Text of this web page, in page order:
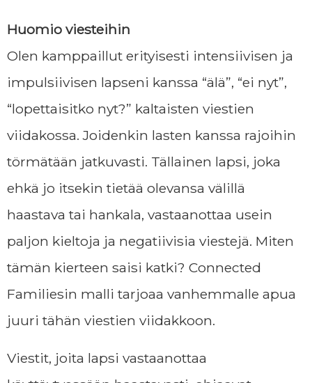
Ajankohtaista
Huomio viesteihin
Olen kamppaillut erityisesti intensiivisen ja
impulsiivisen lapseni kanssa “älä”, “ei nyt”,
“lopettaisitko nyt?” kaltaisten viestien
viidakossa. Joidenkin lasten kanssa rajoihin
törmätään jatkuvasti. Tällainen lapsi, joka
ehkä jo itsekin tietää olevansa välillä
haastava tai hankala, vastaanottaa usein
paljon kieltoja ja negatiivisia viestejä. Miten
tämän kierteen saisi katki? Connected
Familiesin malli tarjoaa vanhemmalle apua
juuri tähän viestien viidakkoon.
Viestit, joita lapsi vastaanottaa